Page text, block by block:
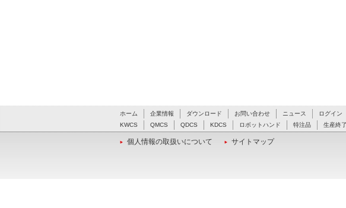
ホーム 企業情報 ダウンロード お問い合わせ ニュース ログイン
KWCS
QMCS QDCS KDCS ロボットハンド 特注品 生産終
個人情報の取扱いについて サイトマップ